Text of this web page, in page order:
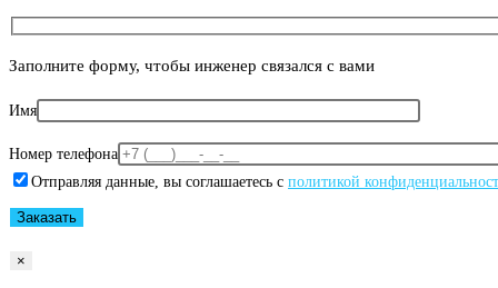
Заполните форму, чтобы инженер связался с вами
Имя
Номер телефона
Отправляя данные, вы соглашаетесь с политикой
×